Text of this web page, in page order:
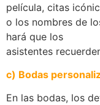
película, citas
o los nombres de
hará que los
asistentes
c) Bodas
En las bodas, los